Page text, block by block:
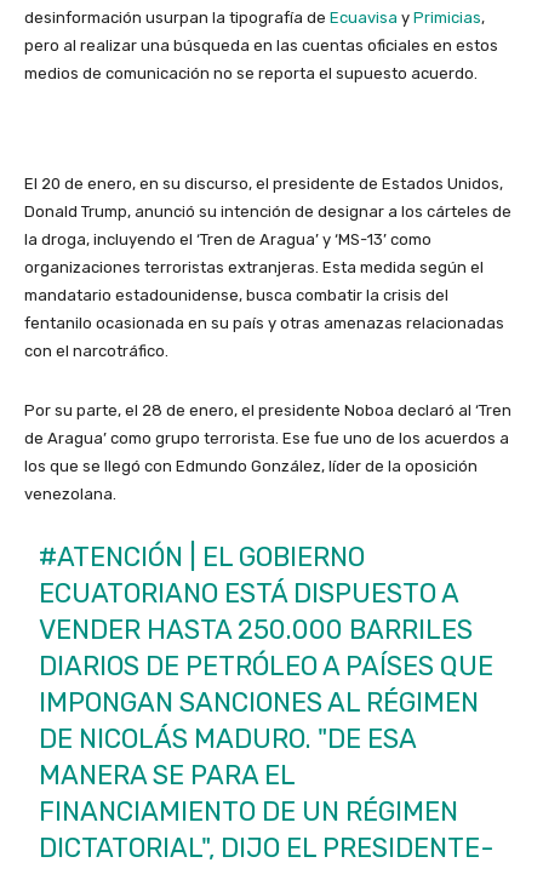
desinformación usurpan la tipografía de Ecuavisa y Primicias,
pero al realizar una búsqueda en las cuentas oficiales en estos
medios de comunicación no se reporta el supuesto acuerdo.
El 20 de enero, en su discurso, el presidente de Estados Unidos,
Donald Trump, anunció su intención de designar a los cárteles de
la droga, incluyendo el ‘Tren de Aragua’ y ‘MS-13’ como
organizaciones terroristas extranjeras. Esta medida según el
mandatario estadounidense, busca combatir la crisis del
fentanilo ocasionada en su país y otras amenazas relacionadas
con el narcotráfico. ​
Por su parte, el 28 de enero, el presidente Noboa declaró al ‘Tren
de Aragua’ como grupo terrorista. Ese fue uno de los acuerdos a
los que se llegó con Edmundo González, líder de la oposición
venezolana.
#ATENCIÓN | EL GOBIERNO
ECUATORIANO ESTÁ DISPUESTO A
VENDER HASTA 250.000 BARRILES
DIARIOS DE PETRÓLEO A PAÍSES QUE
IMPONGAN SANCIONES AL RÉGIMEN
DE NICOLÁS MADURO. "DE ESA
MANERA SE PARA EL
FINANCIAMIENTO DE UN RÉGIMEN
DICTATORIAL", DIJO EL PRESIDENTE-